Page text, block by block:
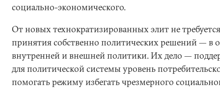
социально-экономического.
От новых технократизированных элит не
принятия собственно политических решений — в
внутренней и внешней политики. Их дело —
для политической системы уровень
помогать режиму избегать чрезмерного